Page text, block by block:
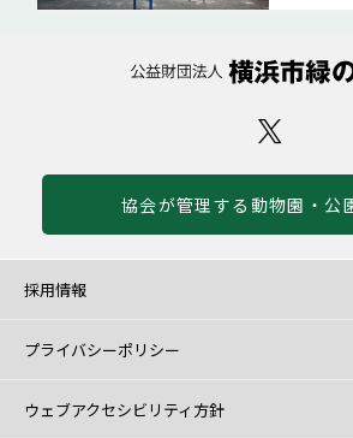
協会が管理する動物園・公
採用情報
プライバシーポリシー
ウェブアクセシビリティ方針